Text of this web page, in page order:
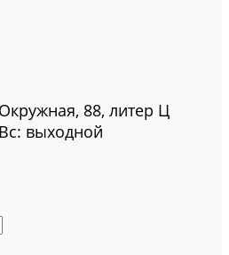
88, литер Ц
выходной